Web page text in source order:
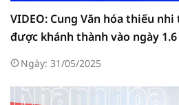
VIDEO: Cung Văn hóa thiếu
được khánh thành vào ngày 1.6
Ngày: 31/05/2025